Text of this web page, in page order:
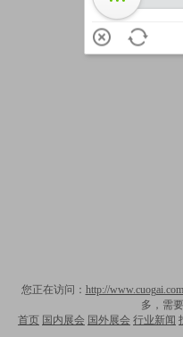
您正在访问： http://
多，需
首页 国内展会 国外展会 行业新闻